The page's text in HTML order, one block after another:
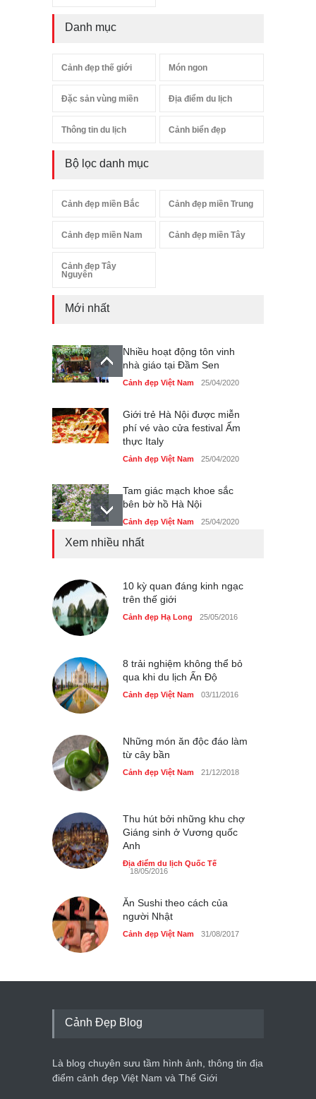
Danh mục
Cảnh đẹp thế giới Món ngon
Đặc sản vùng miền Địa điểm du lịch
Thông tin du lịch Cảnh biển đẹp
Bộ lọc danh mục
Cảnh đẹp miền Bắc Cảnh đẹp miền Trung
Cảnh đẹp miền Nam Cảnh đẹp miền Tây
Cảnh đẹp Tây
Nguyên
Mới nhất
Nhiều hoạt động tôn vinh
nhà giáo tại Đầm Sen
Cảnh đẹp Việt Nam 25/04/2020
Giới trẻ Hà Nội được miễn
phí vé vào cửa festival Ẩm
thực Italy
Cảnh đẹp Việt Nam 25/04/2020
Tam giác mạch khoe sắc
bên bờ hồ Hà Nội
Cảnh đẹp Việt Nam 25/04/2020
Cảnh đẹp Việt Nam 24/04/2020
Những món ăn đồng quê
Xem nhiều nhất
10 kỳ quan đáng kinh ngạc
trên thế giới
Cảnh đẹp Hạ Long 25/05/2016
8 trải nghiệm không thể bỏ
qua khi du lịch Ấn Độ
Cảnh đẹp Việt Nam 03/11/2016
Những món ăn độc đáo làm
từ cây bần
Cảnh đẹp Việt Nam 21/12/2018
Thu hút bởi những khu chợ
Giáng sinh ở Vương quốc
Anh
Địa điểm du lịch Quốc Tế
18/05/2016
Ăn Sushi theo cách của
người Nhật
Cảnh đẹp Việt Nam 31/08/2017
Cảnh Đẹp Blog
Là blog chuyên sưu tầm hình ảnh, thông tin địa
điểm cảnh đẹp Việt Nam và Thế Giới